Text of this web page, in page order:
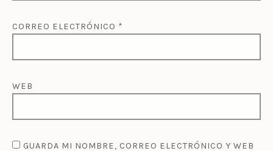
CORREO ELECTRÓNICO *
WEB
GUARDA MI NOMBRE, CORREO ELECTRÓNICO Y WEB